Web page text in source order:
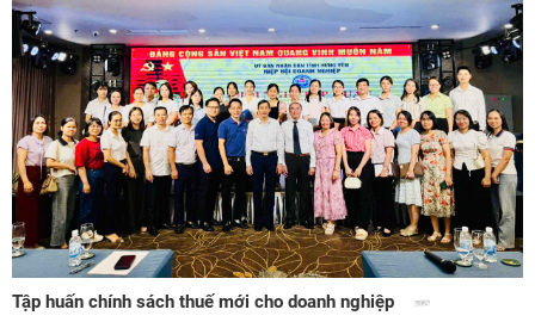
Tập huấn chính sách thuế mới cho doanh nghiệp